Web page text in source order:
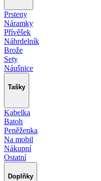
Prsteny
Náramky
Přívěšek
Náhrdelník
Brože
Sety
Náušnice
Tašky
Kabelka
Batoh
Peněženka
Na mobil
Nákupní
Ostatní
Doplňky